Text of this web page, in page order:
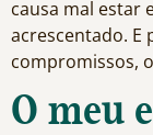
causa mal estar
acrescentado. E
compromissos,
O meu